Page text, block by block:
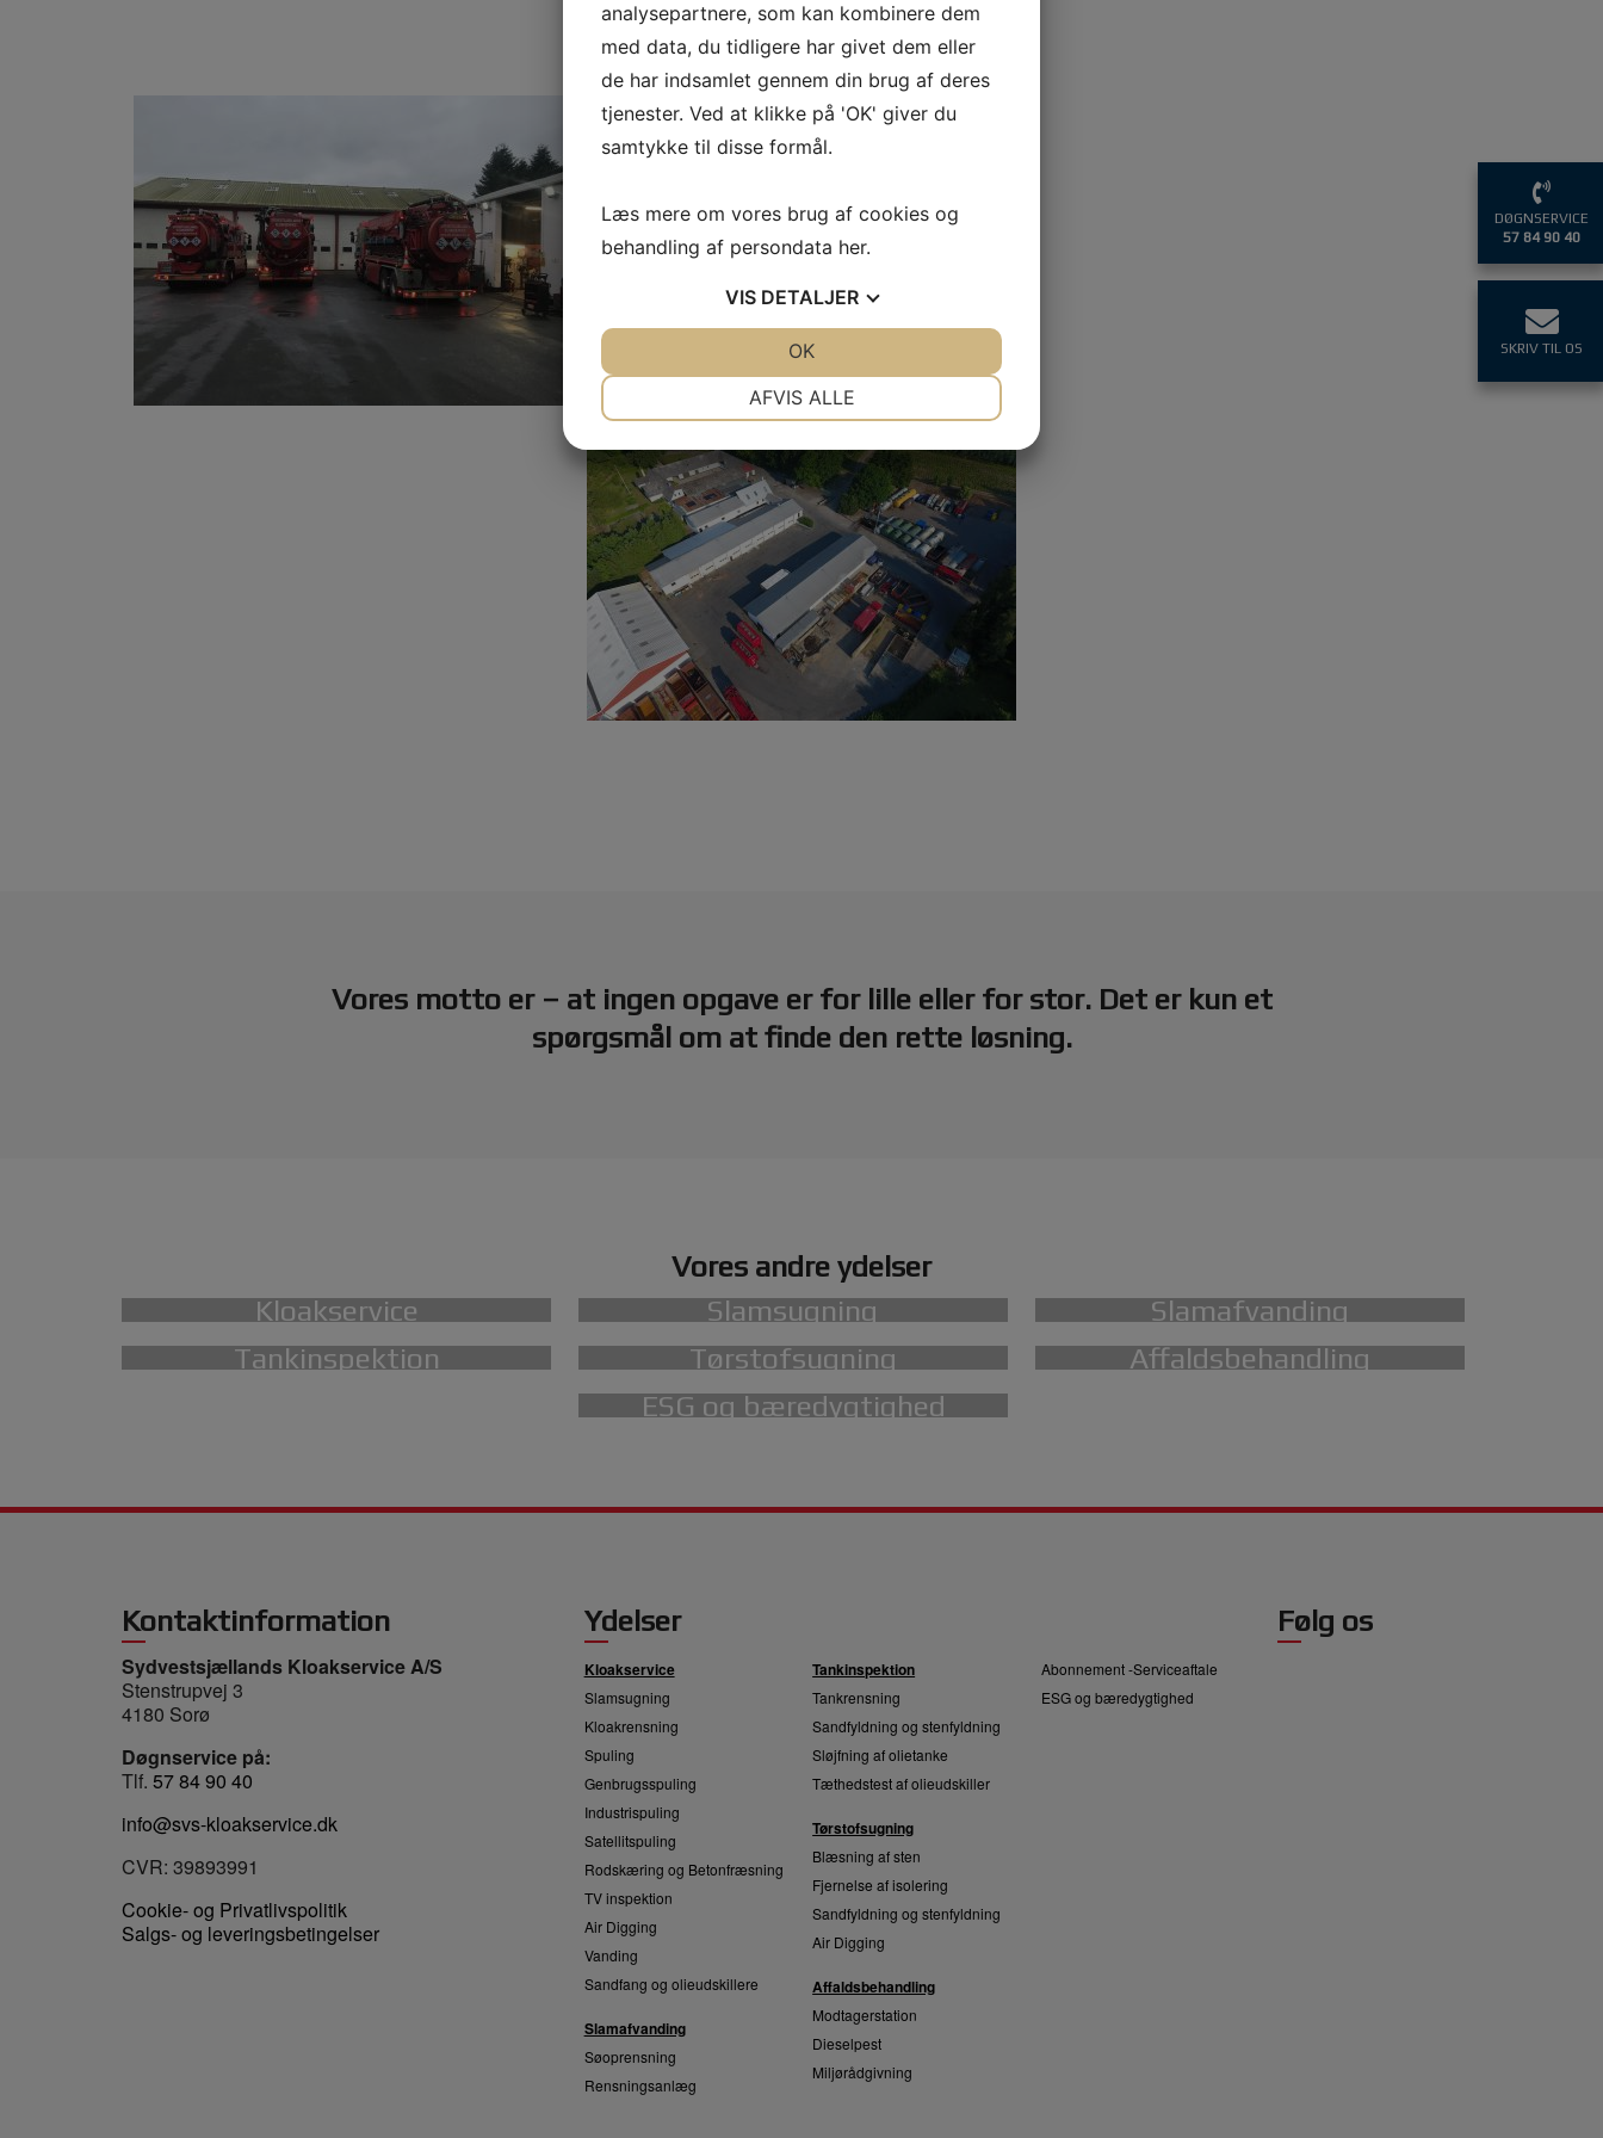
DØGNSERVICE
57 84 90 40
SKRIV TIL OS
Galleri
Vores motto er – at ingen opgave er for lille eller for stor. Det er kun et
spørgsmål om at finde den rette løsning.
Vores andre ydelser
Kloakservice
Slamsugning
Slamafvanding
Tankinspektion
Tørstofsugning
Affaldsbehandling
ESG og bæredygtighed
Kontaktinformation
Sydvestsjællands Kloakservice A/S
Stenstrupvej 3
4180 Sorø
Døgnservice på:
Tlf. 57 84 90 40
info@svs-kloakservice.dk
CVR: 39893991
Cookie- og Privatlivspolitik
Salgs- og leveringsbetingelser
Ydelser
Kloakservice
Slamsugning
Kloakrensning
Spuling
Genbrugsspuling
Industrispuling
Satellitspuling
Rodskæring og Betonfræsning
TV inspektion
Air Digging
Vanding
Sandfang og olieudskillere
Slamafvanding
Søoprensning
Rensningsanlæg
Tankinspektion
Tankrensning
Sandfyldning og stenfyldning
Sløjfning af olietanke
Tæthedstest af olieudskiller
Tørstofsugning
Blæsning af sten
Fjernelse af isolering
Sandfyldning og stenfyldning
Air Digging
Affaldsbehandling
Modtagerstation
Dieselpest
Miljørådgivning
Abonnement -Serviceaftale
ESG og bæredygtighed
Følg os
analysepartnere, som kan kombinere dem
med data, du tidligere har givet dem eller
de har indsamlet gennem din brug af deres
tjenester. Ved at klikke på 'OK' giver du
samtykke til disse formål.
Læs mere om vores brug af cookies og
behandling af persondata her.
VIS DETALJER
MARKETING STATISTIK
AFVIS ALLE
OK